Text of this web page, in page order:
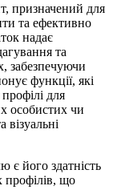
призначений для
та ефективно
надає
та
забезпечуючи
функції, які
для
особистих чи
є його здатність
профілів, що